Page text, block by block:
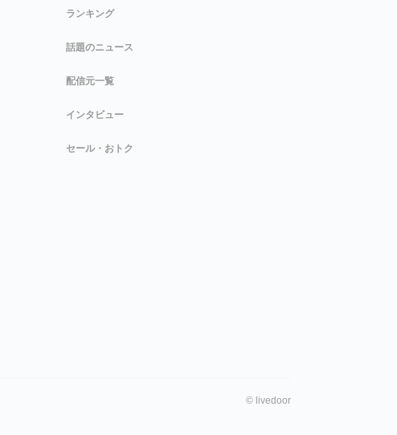
ランキング
話題のニュース
配信元一覧
インタビュー
セール・おトク
© livedoor